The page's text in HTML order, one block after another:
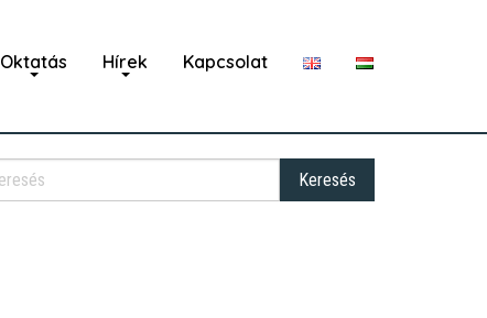
Oktatás Hírek Kapcsolat